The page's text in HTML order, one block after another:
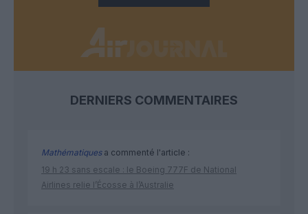
DERNIERS COMMENTAIRES
Mathématiquesa commenté l'article :
19 h 23 sans escale : le Boeing 777F de National
Airlines relie l’Écosse à l’Australie